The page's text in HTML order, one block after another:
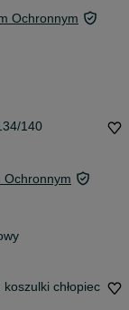
Ochronnym
140
Ochronnym
koszulki chłopiec